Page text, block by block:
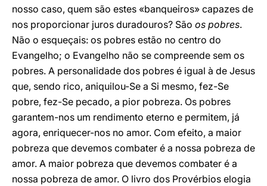
nosso caso, quem são estes «banqueiros» capazes de
nos proporcionar juros duradouros? São os pobres.
Não o esqueçais: os pobres estão no centro do
Evangelho; o Evangelho não se compreende sem os
pobres. A personalidade dos pobres é igual à de Jesus
que, sendo rico, aniquilou-Se a Si mesmo, fez-Se
pobre, fez-Se pecado, a pior pobreza. Os pobres
garantem-nos um rendimento eterno e permitem, já
agora, enriquecer-nos no amor. Com efeito, a maior
pobreza que devemos combater é a nossa pobreza de
amor. A maior pobreza que devemos combater é a
nossa pobreza de amor. O livro dos Provérbios elogia